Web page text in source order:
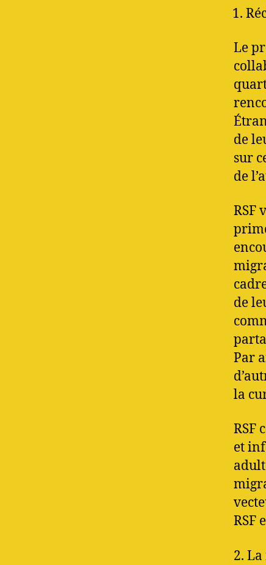
Le
de
sur
de
RSF
de
Par
la
RSF
et
RSF
2.